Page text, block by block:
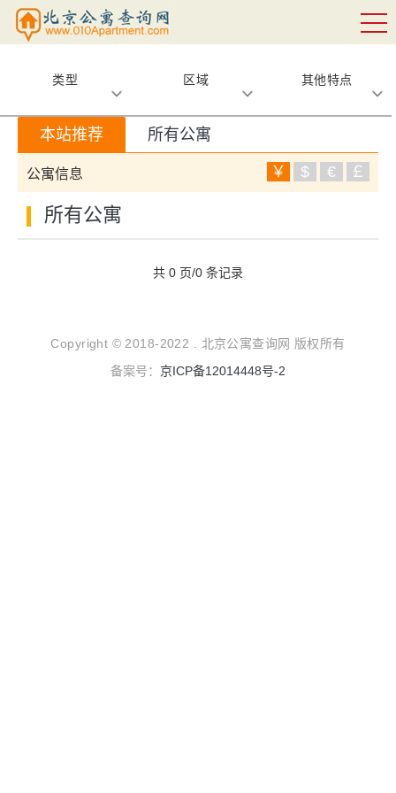
类型 区域 其他特点
本站推荐 所有公寓
公寓信息 ￥ $ € ￡
所有公寓
共 0 页/0 条记录
Copyright © 2018-2022 . 北京公寓查询网 版权所有
备案号： 京ICP备12014448号-2